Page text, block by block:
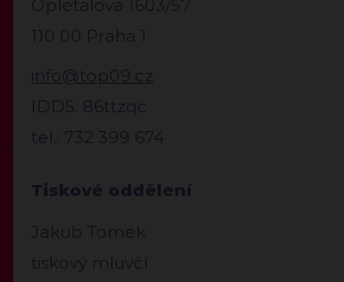
Opletalova 1603/57
110 00 Praha 1
info@top09.cz
IDDS: 86ttzqc
tel.: 732 399 674
Tiskové oddělení
Jakub Tomek
tiskový mluvčí